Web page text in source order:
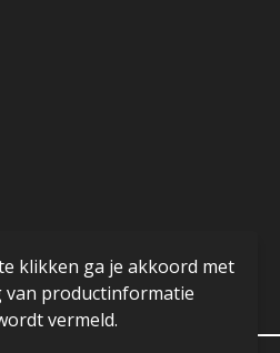
klikken ga je akkoord met
van productinformatie
vermeld.